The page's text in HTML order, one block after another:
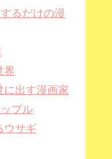
るだけの漫
界
に出す漫画家
プル
ウサギ